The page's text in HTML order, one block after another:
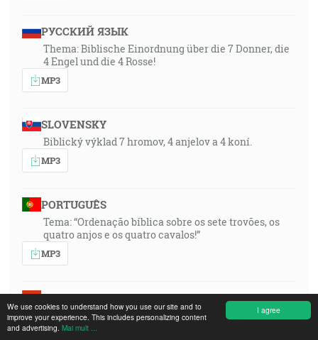
I agree
We use cookies to understand how you use our site and to
improve your experience. This includes personalizing content
and advertising. Mai mult ...
РУССКИЙ ЯЗЫК
Thema: Biblische Einordnung über die 7 Donner, die
4 Engel und die 4 Rosse!
MP3
SLOVENSKY
Biblický výklad 7 hromov, 4 anjelov a 4 koní.
MP3
PORTUGUÊS
Tema: “Ordenação bíblica sobre os sete trovões, os
quatro anjos e os quatro cavalos!”
MP3
MAGYAR
A téma: »A 7 mennydörgés, a 4 angyal és a 4 lovak
bibliai értelmezése - magyarázata!«